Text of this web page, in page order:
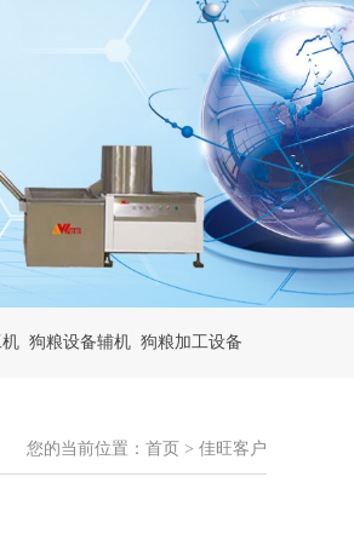
狗粮设备辅机 狗粮加工设备
您的当前位置：首页 > 佳旺客户